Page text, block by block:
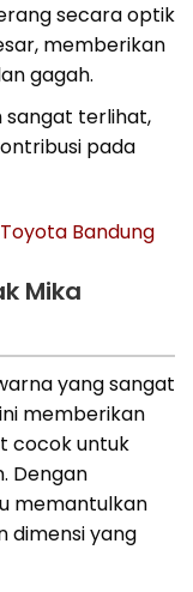
secara optik
memberikan
gagah.
terlihat,
pada
Bandung
Mika
yang sangat
memberikan
cocok untuk
Dengan
memantulkan
dimensi yang